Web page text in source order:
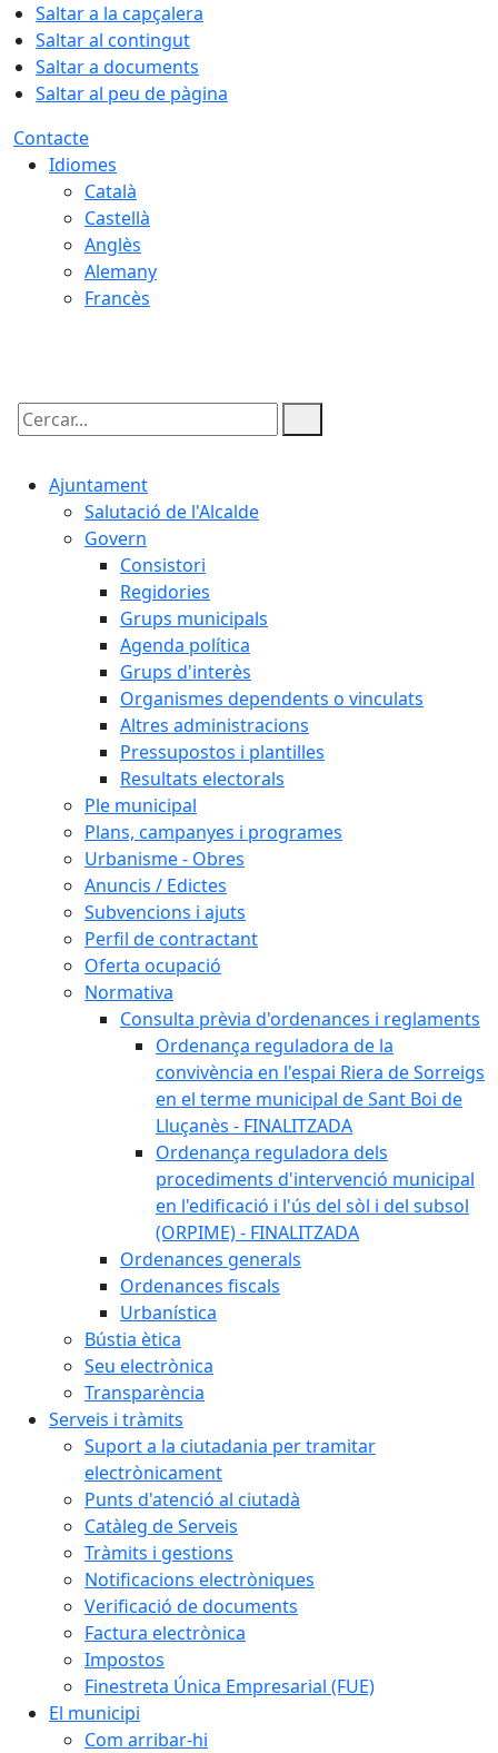
Saltar a la capçalera
Saltar al contingut
Saltar a documents
Saltar al peu de pàgina
Contacte
Idiomes
Català
Castellà
Anglès
Alemany
Francès
Cercar:
Ajuntament
Salutació de l'Alcalde
Govern
Consistori
Regidories
Grups municipals
Agenda política
Grups d'interès
Organismes dependents o vinculats
Altres administracions
Pressupostos i plantilles
Resultats electorals
Ple municipal
Plans, campanyes i programes
Urbanisme - Obres
Anuncis / Edictes
Subvencions i ajuts
Perfil de contractant
Oferta ocupació
Normativa
Consulta prèvia d'ordenances i reglaments
Ordenança reguladora de la
convivència en l'espai Riera de Sorreigs
en el terme municipal de Sant Boi de
Lluçanès - FINALITZADA
Ordenança reguladora dels
procediments d'intervenció municipal
en l'edificació i l'ús del sòl i del subsol
(ORPIME) - FINALITZADA
Ordenances generals
Ordenances fiscals
Urbanística
Bústia ètica
Seu electrònica
Transparència
Serveis i tràmits
Suport a la ciutadania per tramitar
electrònicament
Punts d'atenció al ciutadà
Catàleg de Serveis
Tràmits i gestions
Notificacions electròniques
Verificació de documents
Factura electrònica
Impostos
Finestreta Única Empresarial (FUE)
El municipi
Com arribar-hi